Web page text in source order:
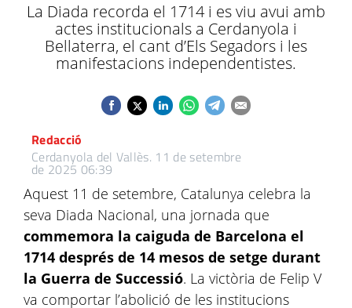
La Diada recorda el 1714 i es viu avui amb
actes institucionals a Cerdanyola i
Bellaterra, el cant d’Els Segadors i les
manifestacions independentistes.
Redacció
Cerdanyola del Vallès. 11 de setembre
de 2025 06:39
Aquest 11 de setembre, Catalunya celebra la
seva Diada Nacional, una jornada que
commemora la caiguda de Barcelona el
1714 després de 14 mesos de setge durant
la Guerra de Successió. La victòria de Felip V
va comportar l’abolició de les institucions